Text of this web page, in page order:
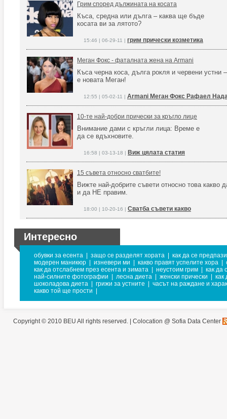
Грим според дължината на косата
Къса, средна или дълга – каква ще бъде
косата ви за лятото?
15:46 | 06-29-11 | грим прически козметика
Меган Фокс - фаталната жена на Armani
Къса черна коса, дълга рокля и червени устни
е новата Меган!
12:55 | 05-02-11 | Armani Меган Фокс Рафаел
10-те най-добри прически за кръгло лице
Внимание дами с кръгли лица: Време е
да се вдъхновите.
16:58 | 03-13-18 | Виж цялата статия
15 съвета относно сватбите!
Вижте най-добрите съвети относно това какво
и да НЕ правим.
18:00 | 10-20-16 | Сватба съвети какво
Интересно
обувки за есента защо се разделят хората
как да се
модерен маникюр
изневери ми какво правят успелите хора
как да отслабнем през есента и зимата
неустоим грим
как да
най-силните фотографии
лесна диета женски прически
как
шоколадова диета
грижи за устните
часът на раждане и
какво той ще прости
Copyright © 2010 BEU All rights reserved. | Colocation @ Sofia Data Center